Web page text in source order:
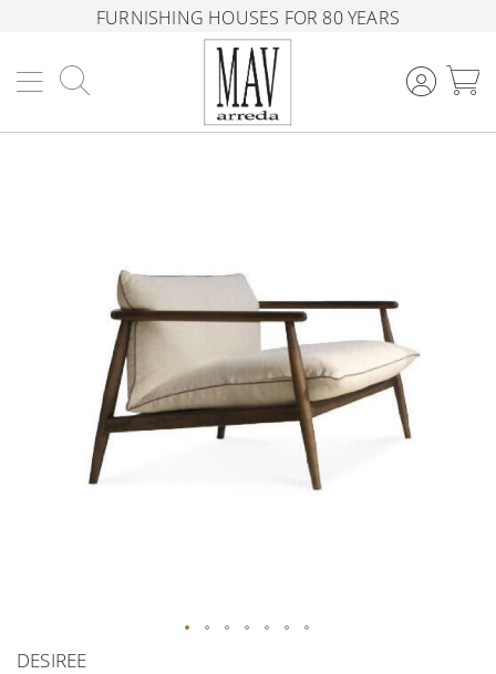
FURNISHING HOUSES FOR 80 YEARS
DESIREE
Skip